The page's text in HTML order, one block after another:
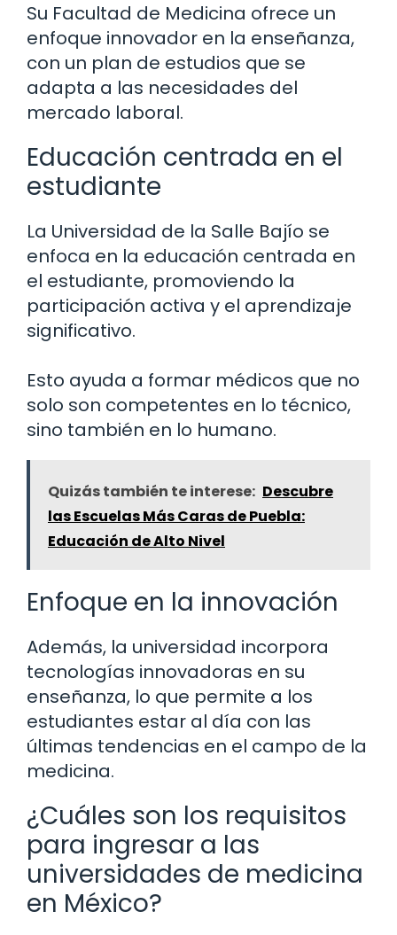
Su Facultad de Medicina ofrece un
enfoque innovador en la enseñanza,
con un plan de estudios que se
adapta a las necesidades del
mercado laboral.
Educación centrada en el
estudiante
La Universidad de la Salle Bajío se
enfoca en la educación centrada en
el estudiante, promoviendo la
participación activa y el aprendizaje
significativo.
Esto ayuda a formar médicos que no
solo son competentes en lo técnico,
sino también en lo humano.
Quizás también te interese: Descubre
las Escuelas Más Caras de Puebla:
Educación de Alto Nivel
Enfoque en la innovación
Además, la universidad incorpora
tecnologías innovadoras en su
enseñanza, lo que permite a los
estudiantes estar al día con las
últimas tendencias en el campo de la
medicina.
¿Cuáles son los requisitos
para ingresar a las
universidades de medicina
en México?